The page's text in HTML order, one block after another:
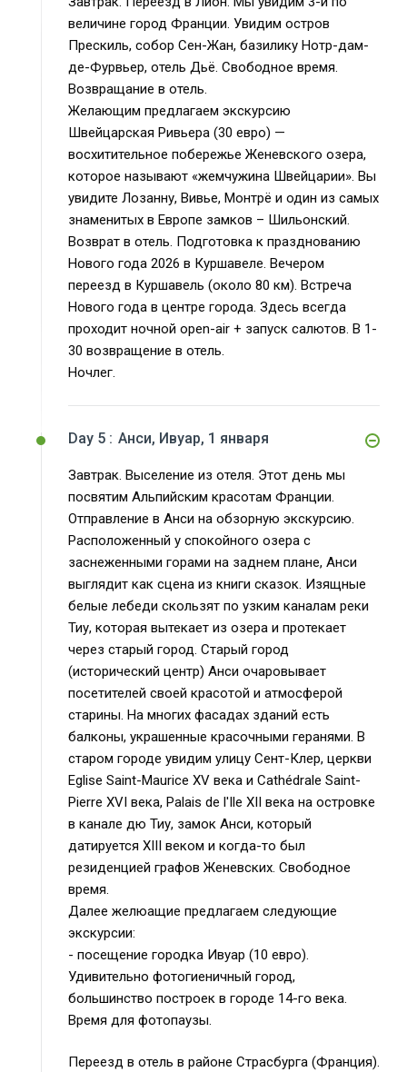
величине город Франции. Увидим остров
Прескиль, собор Сен-Жан, базилику Нотр-дам-
де-Фурвьер, отель Дьё. Свободное время.
Возвращание в отель.
Желающим предлагаем экскурсию
Швейцарская Ривьера (30 евро) —
восхитительное побережье Женевского озера,
которое называют «жемчужина Швейцарии». Вы
увидите Лозанну, Вивье, Монтрё и один из самых
знаменитых в Европе замков – Шильонский.
Возврат в отель. Подготовка к празднованию
Нового года 2026 в Куршавеле. Вечером
переезд в Куршавель (около 80 км). Встреча
Нового года в центре города. Здесь всегда
проходит ночной open-air + запуск салютов. В 1-
30 возвращение в отель.
Ночлег.
Day 5 : Анси, Ивуар, 1 января
Завтрак. Выселение из отеля. Этот день мы
посвятим Альпийским красотам Франции.
Отправление в Анси на обзорную экскурсию.
Расположенный у спокойного озера с
заснеженными горами на заднем плане, Анси
выглядит как сцена из книги сказок. Изящные
белые лебеди скользят по узким каналам реки
Тиу, которая вытекает из озера и протекает
через старый город. Старый город
(исторический центр) Анси очаровывает
посетителей своей красотой и атмосферой
старины. На многих фасадах зданий есть
балконы, украшенные красочными геранями. В
старом городе увидим улицу Сент-Клер, церкви
Eglise Saint-Maurice XV века и Cathédrale Saint-
Pierre XVI века, Palais de l'Ile XII века на островке
в канале дю Тиу, замок Анси, который
датируется XIII веком и когда-то был
резиденцией графов Женевских. Свободное
время.
Далее желюащие предлагаем следующие
экскурсии:
- посещение городка Ивуар (10 евро).
Удивительно фотогиеничный город,
большинство построек в городе 14-го века.
Время для фотопаузы.
Переезд в отель в районе Страсбурга (Франция).